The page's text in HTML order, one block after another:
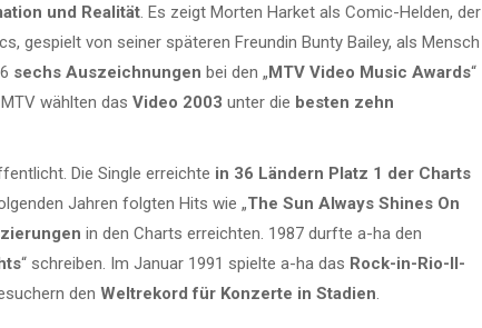
und Realität. Es zeigt Morten Harket als Comic-Helden, der
gespielt von seiner späteren Freundin Bunty Bailey, als Mensch
sechs Auszeichnungen bei den „ MTV Video Music Awards“
wählten das Video 2003 unter die besten zehn
Die Single erreichte in 36 Ländern Platz 1 der Charts
Jahren folgten Hits wie „The Sun Always Shines On
in den Charts erreichten. 1987 durfte a-ha den
“ schreiben. Im Januar 1991 spielte a-ha das Rock-in-Rio-II-
den Weltrekord für Konzerte in Stadien.